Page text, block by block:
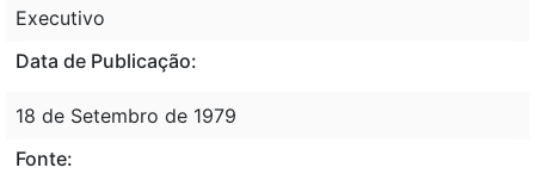
Executivo
Data de Publicação:
18 de Setembro de 1979
Fonte: